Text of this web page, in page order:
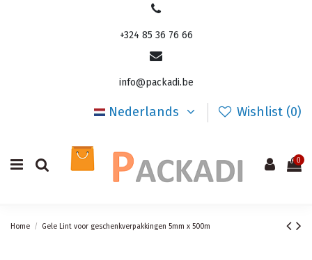
+324 85 36 76 66
info@packadi.be
Nederlands Wishlist (0)
0
Home Gele Lint voor geschenkverpakkingen 5mm x 500m